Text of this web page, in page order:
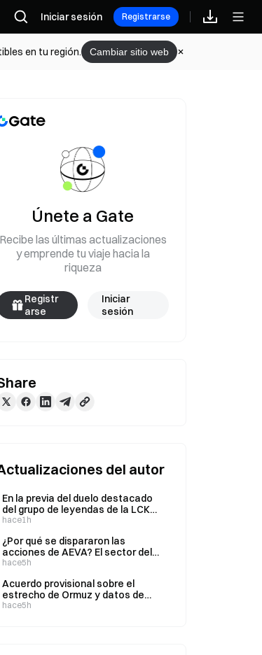
Recompensas
Iniciar sesión Registrarse
en tu región. Cambiar sitio web
y la proporción de trading de altcoins
Únete a Gate
Recibe las últimas actualizaciones
y emprende tu viaje hacia la
riqueza
Registr
arse
Iniciar
sesión
del autor
En la previa del duelo destacado
del grupo de leyendas de la LCK
entre KT y GEN, ¿cómo valora el
las probabilidades de victoria del
32 % frente al 69 %?
hace1h
¿Por qué se dispararon las
acciones de AEVA? El sector del
lidar cobra fuerza: análisis
negocio de AEVA
hace5h
Acuerdo provisional sobre el
estrecho de Ormuz y datos de
empleo no agrícola en el
hace5h